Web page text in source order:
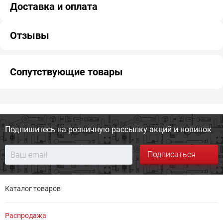
Доставка и оплата
Отзывы
Сопутствующие товары
Подпишитесь на розничную рассылку акций и новинок
Подписаться
Каталог товаров
Распродажа